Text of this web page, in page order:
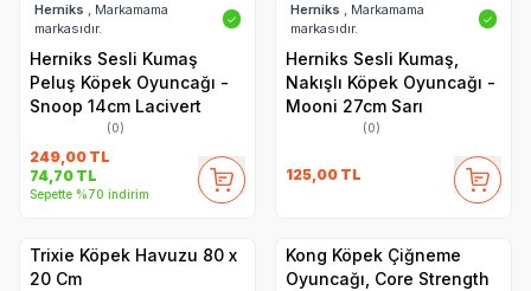
Herniks , Markamama
markasıdır.
✓
Herniks Sesli Kumaş
Peluş Köpek Oyuncağı -
Snoop 14cm Lacivert
(0)
249,00 TL
74,70 TL
Sepette %70 indirim
Herniks , Markamama
markasıdır.
✓
Herniks Sesli Kumaş,
Nakışlı Köpek Oyuncağı -
Mooni 27cm Sarı
(0)
125,00 TL
Trixie Köpek Havuzu 80 x
20 Cm
Kong Köpek Çiğneme
Oyuncağı, Core Strength